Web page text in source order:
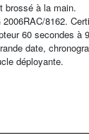
brossé à la main.
8162.
60 secondes à
date,
déployante.